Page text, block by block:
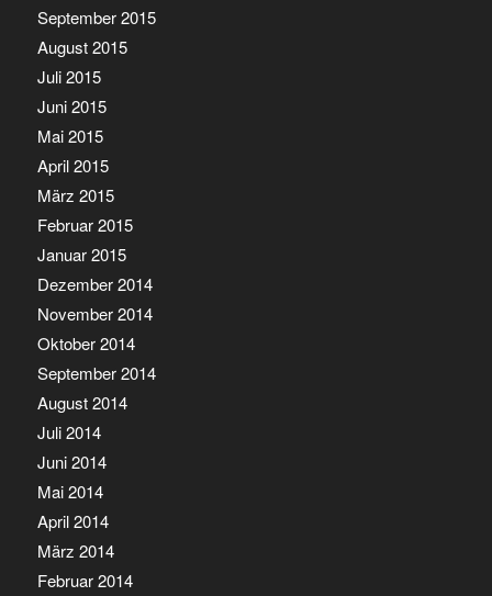
September 2015
August 2015
Juli 2015
Juni 2015
Mai 2015
April 2015
März 2015
Februar 2015
Januar 2015
Dezember 2014
November 2014
Oktober 2014
September 2014
August 2014
Juli 2014
Juni 2014
Mai 2014
April 2014
März 2014
Februar 2014